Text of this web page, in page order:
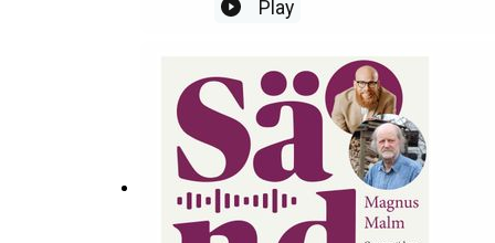
vart jag som producent rört mig under de
så här i elfte timmen hoppas jag att ni
ge er lyssnare en lite djupare insikt i vem
Play